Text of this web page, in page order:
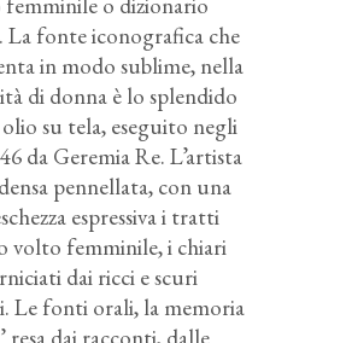
La fonte iconografica che
in modo sublime, nella
di donna è lo splendido
su tela, eseguito negli
da Geremia Re. L’artista
pennellata, con una
espressiva i tratti
volto femminile, i chiari
dai ricci e scuri
Le fonti orali, la memoria
resa dai racconti, dalle